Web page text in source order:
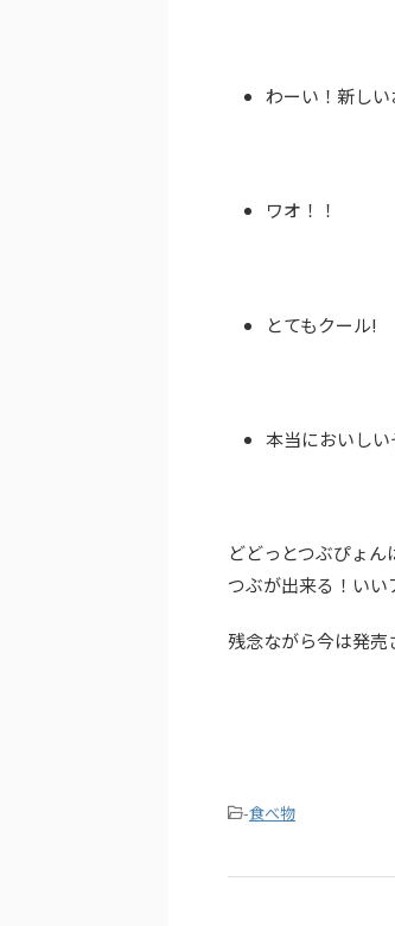
わーい！新しい
ワオ！！
とてもクール!
本当においしい
どどっとつぶぴょ
つぶが出来る！いい
残念ながら今は発売
-食べ物